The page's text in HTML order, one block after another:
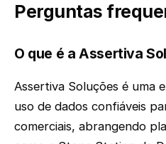
Perguntas
O que é a Assertiva
Assertiva Soluções é uma
uso de dados confiáveis
comerciais, abrangendo